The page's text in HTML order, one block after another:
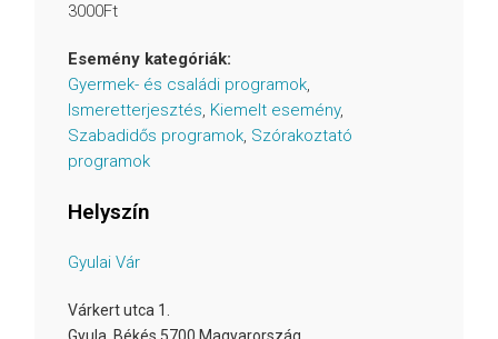
3000Ft
Esemény kategóriák:
Gyermek- és családi programok,
Ismeretterjesztés, Kiemelt esemény,
Szabadidős programok, Szórakoztató
programok
Helyszín
Gyulai Vár
Várkert utca 1.